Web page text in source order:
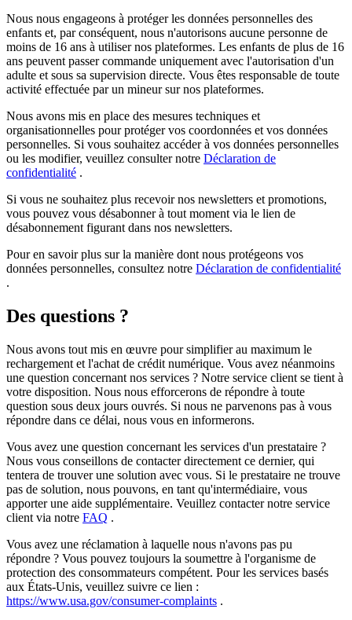
Nous nous engageons à protéger les données personnelles des
enfants et, par conséquent, nous n'autorisons aucune personne de
moins de 16 ans à utiliser nos plateformes. Les enfants de plus de 16
ans peuvent passer commande uniquement avec l'autorisation d'un
adulte et sous sa supervision directe. Vous êtes responsable de toute
activité effectuée par un mineur sur nos plateformes.
Nous avons mis en place des mesures techniques et
organisationnelles pour protéger vos coordonnées et vos données
personnelles. Si vous souhaitez accéder à vos données personnelles
ou les modifier, veuillez consulter notre Déclaration de
confidentialité .
Si vous ne souhaitez plus recevoir nos newsletters et promotions,
vous pouvez vous désabonner à tout moment via le lien de
désabonnement figurant dans nos newsletters.
Pour en savoir plus sur la manière dont nous protégeons vos
données personnelles, consultez notre Déclaration de confidentialité
.
Des questions ?
Nous avons tout mis en œuvre pour simplifier au maximum le
rechargement et l'achat de crédit numérique. Vous avez néanmoins
une question concernant nos services ? Notre service client se tient à
votre disposition. Nous nous efforcerons de répondre à toute
question sous deux jours ouvrés. Si nous ne parvenons pas à vous
répondre dans ce délai, nous vous en informerons.
Vous avez une question concernant les services d'un prestataire ?
Nous vous conseillons de contacter directement ce dernier, qui
tentera de trouver une solution avec vous. Si le prestataire ne trouve
pas de solution, nous pouvons, en tant qu'intermédiaire, vous
apporter une aide supplémentaire. Veuillez contacter notre service
client via notre FAQ .
Vous avez une réclamation à laquelle nous n'avons pas pu
répondre ? Vous pouvez toujours la soumettre à l'organisme de
protection des consommateurs compétent. Pour les services basés
aux États-Unis, veuillez suivre ce lien :
https://www.usa.gov/consumer-complaints .